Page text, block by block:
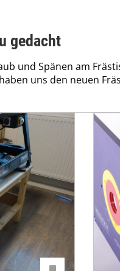
gedacht
und Spänen am
uns den neuen